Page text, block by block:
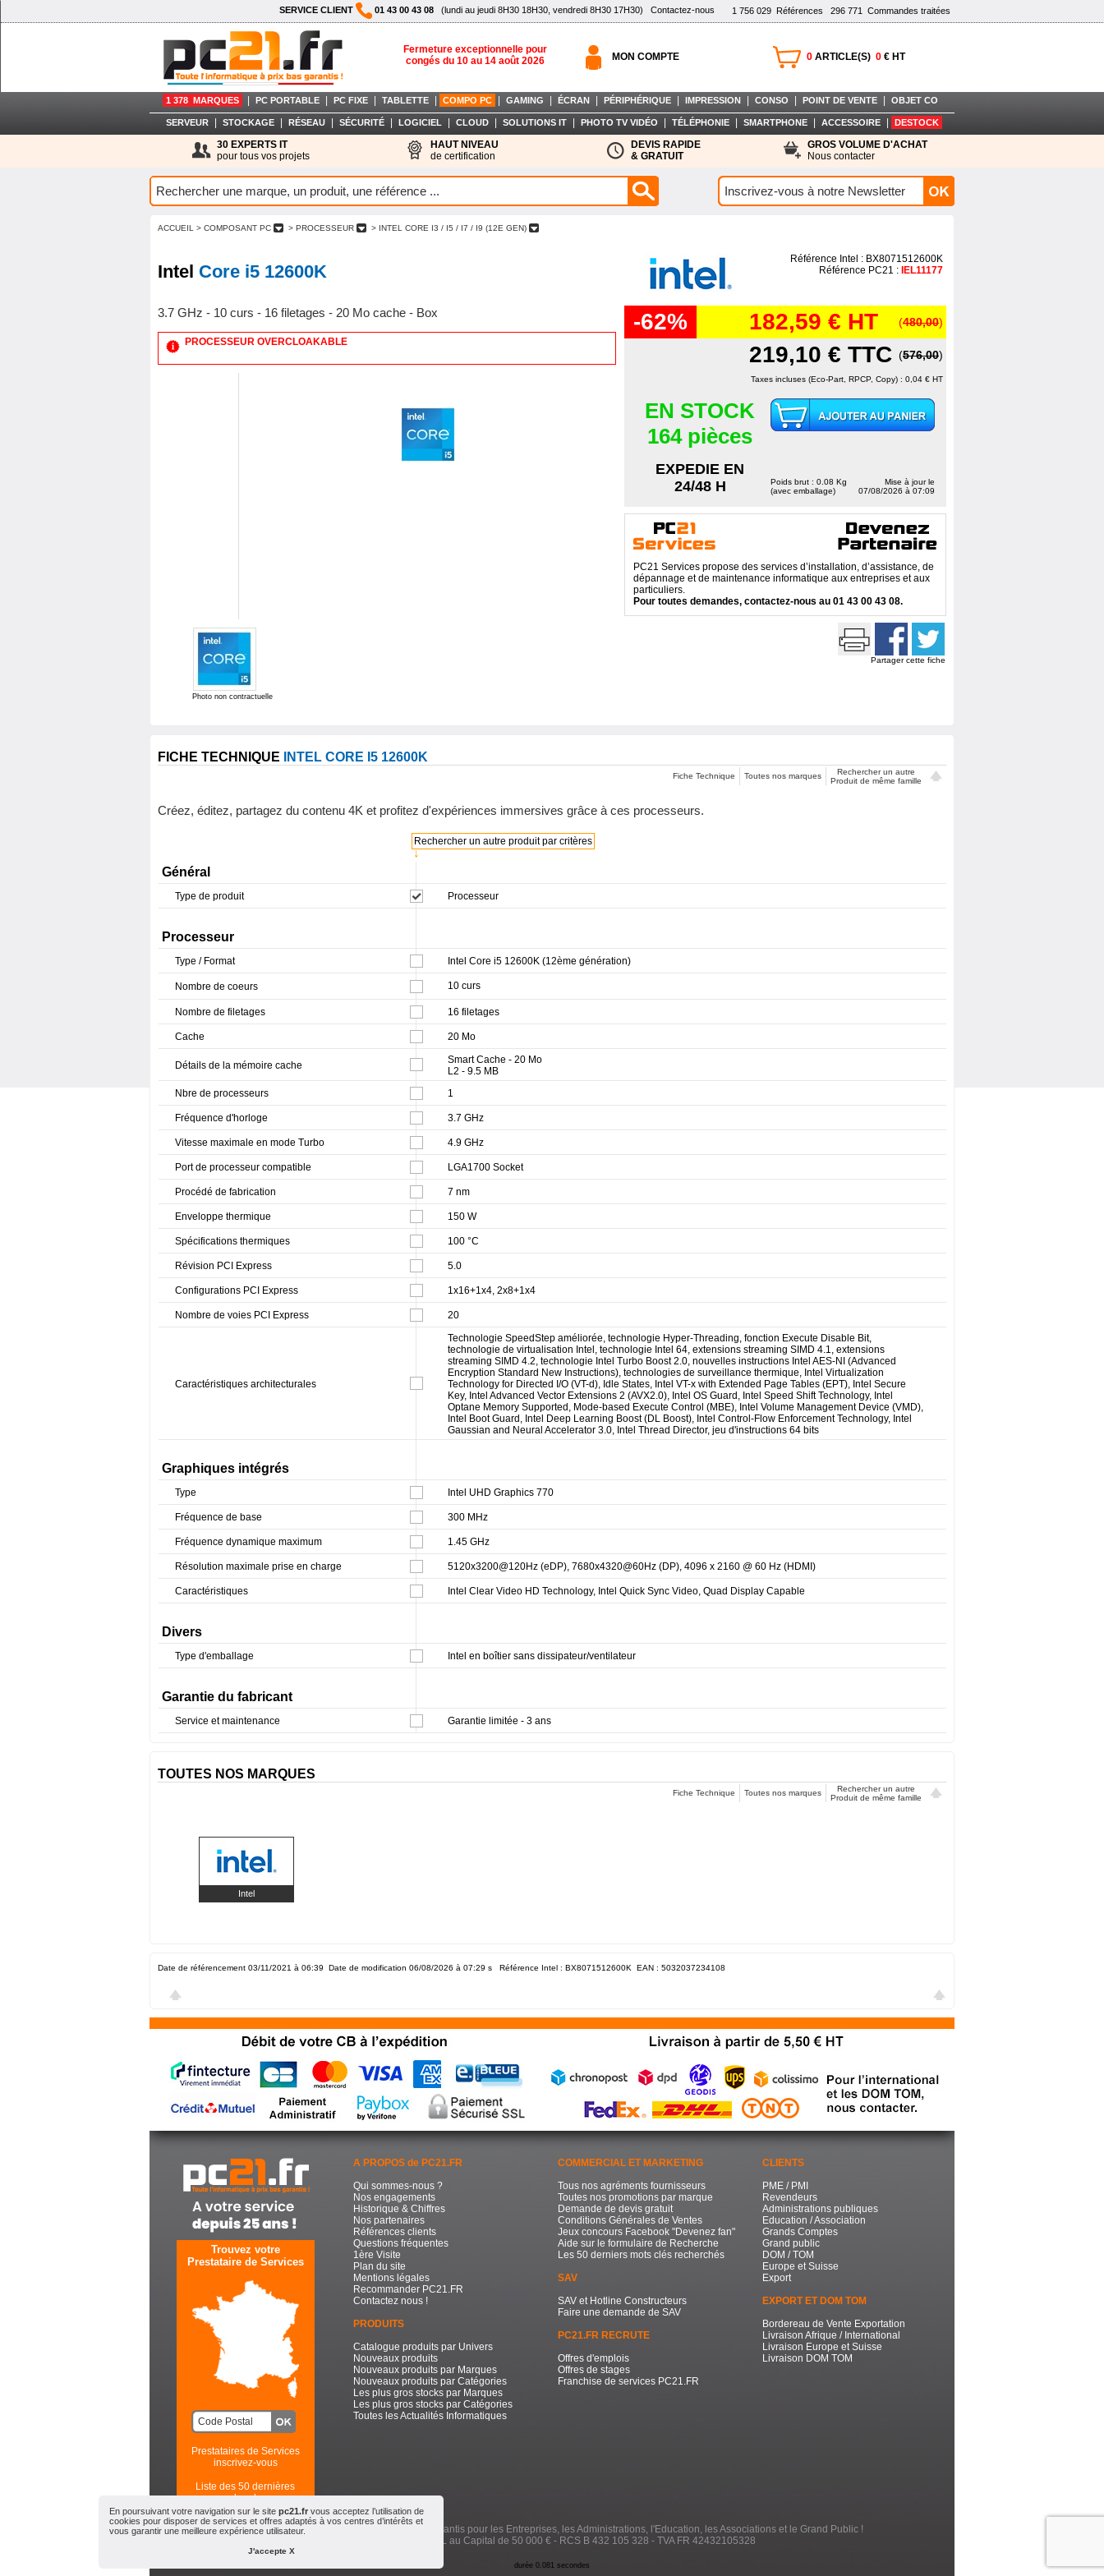
En poursuivant votre navigation sur le sitepc21.fr vous acceptez l’utilisation de
cookies pour disposer de services et offres adaptés à vos centres d’intérêts et
vous garantir une meilleure expérience utilisateur.
J'accepte X
1 756 029 Références 296 771 Commandes traitées
SERVICE CLIENT 01 43 00 43 08 (lundi au jeudi 8H30 18H30, vendredi 8H30 17H30) Contactez-nous
Fermeture exceptionnelle pour
congés du 10 au 14 août 2026
0 ARTICLE(S) 0 € HT
MON COMPTE
1 378 MARQUES PC PORTABLE PC FIXE TABLETTE COMPO PC GAMING ÉCRAN PÉRIPHÉRIQUE IMPRESSION CONSO POINT DE VENTE OBJET CO
SERVEUR STOCKAGE RÉSEAU SÉCURITÉ LOGICIEL CLOUD SOLUTIONS IT PHOTO TV VIDÉO TÉLÉPHONIE SMARTPHONE ACCESSOIRE DESTOCK
30 EXPERTS IT
pour tous vos projets
HAUT NIVEAU
de certification
DEVIS RAPIDE
& GRATUIT
GROS VOLUME D'ACHAT
Nous contacter
ACCUEIL > COMPOSANT PC > PROCESSEUR > INTEL CORE I3 / I5 / I7 / I9 (12E GEN)
Intel Core i5 12600K
3.7 GHz - 10 curs - 16 filetages - 20 Mo cache - Box
PROCESSEUR OVERCLOAKABLE
Photo non contractuelle
Référence Intel : BX8071512600K
Référence PC21 : IEL11177
-62% 182,59 € HT (480,00)
219,10 € TTC (576,00)
Taxes incluses (Eco-Part, RPCP, Copy) : 0,04 € HT
EN STOCK
164 pièces
EXPEDIE EN
24/48 H
Poids brut : 0.08 Kg
(avec emballage)
Mise à jour le
07/08/2026 à 07:09
PC21 Services propose des services d’installation, d’assistance, de
dépannage et de maintenance informatique aux entreprises et aux
particuliers.
Pour toutes demandes, contactez-nous au 01 43 00 43 08.
Partager cette fiche
FICHE TECHNIQUE INTEL CORE I5 12600K
Fiche Technique Toutes nos marques
Rechercher un autre
Produit de même famille
Créez, éditez, partagez du contenu 4K et profitez d'expériences immersives grâce à ces processeurs.
↓
Rechercher un autre produit par critères
Général
Type de produit Processeur
Processeur
Type / Format Intel Core i5 12600K (12ème génération)
Nombre de coeurs 10 curs
Nombre de filetages 16 filetages
Cache 20 Mo
Détails de la mémoire cache
Smart Cache - 20 Mo
L2 - 9.5 MB
Nbre de processeurs
1
Fréquence d'horloge 3.7 GHz
Vitesse maximale en mode Turbo 4.9 GHz
Port de processeur compatible LGA1700 Socket
Procédé de fabrication 7 nm
Enveloppe thermique 150 W
Spécifications thermiques 100 °C
Révision PCI Express 5.0
Configurations PCI Express 1x16+1x4, 2x8+1x4
Nombre de voies PCI Express 20
Caractéristiques architecturales
Technologie SpeedStep améliorée, technologie Hyper-Threading, fonction Execute Disable Bit,
technologie de virtualisation Intel, technologie Intel 64, extensions streaming SIMD 4.1, extensions
streaming SIMD 4.2, technologie Intel Turbo Boost 2.0, nouvelles instructions Intel AES-NI (Advanced
Encryption Standard New Instructions), technologies de surveillance thermique, Intel Virtualization
Technology for Directed I/O (VT-d), Idle States, Intel VT-x with Extended Page Tables (EPT), Intel Secure
Key, Intel Advanced Vector Extensions 2 (AVX2.0), Intel OS Guard, Intel Speed Shift Technology, Intel
Optane Memory Supported, Mode-based Execute Control (MBE), Intel Volume Management Device (VMD),
Intel Boot Guard, Intel Deep Learning Boost (DL Boost), Intel Control-Flow Enforcement Technology, Intel
Gaussian and Neural Accelerator 3.0, Intel Thread Director, jeu d'instructions 64 bits
Graphiques intégrés
Type Intel UHD Graphics 770
Fréquence de base 300 MHz
Fréquence dynamique maximum 1.45 GHz
Résolution maximale prise en charge 5120x3200@120Hz (eDP), 7680x4320@60Hz (DP), 4096 x 2160 @ 60 Hz (HDMI)
Caractéristiques Intel Clear Video HD Technology, Intel Quick Sync Video, Quad Display Capable
Divers
Type d'emballage Intel en boîtier sans dissipateur/ventilateur
Garantie du fabricant
Service et maintenance Garantie limitée - 3 ans
TOUTES NOS MARQUES
Fiche Technique Toutes nos marques
Rechercher un autre
Produit de même famille
Intel
Date de référencement 03/11/2021 à 06:39 Date de modification 06/08/2026 à 07:29 s Référence Intel : BX8071512600K EAN : 5032037234108
Trouvez votre
Prestataire de Services
Prestataires de Services
inscrivez-vous
Liste des 50 dernières
recherches
A PROPOS de PC21.FR
Qui sommes-nous ?
Nos engagements
Historique & Chiffres
Nos partenaires
Références clients
Questions fréquentes
1ère Visite
Plan du site
Mentions légales
Recommander PC21.FR
Contactez nous !
PRODUITS
Catalogue produits par Univers
Nouveaux produits
Nouveaux produits par Marques
Nouveaux produits par Catégories
Les plus gros stocks par Marques
Les plus gros stocks par Catégories
Toutes les Actualités Informatiques
COMMERCIAL ET MARKETING
Tous nos agréments fournisseurs
Toutes nos promotions par marque
Demande de devis gratuit
Conditions Générales de Ventes
Jeux concours Facebook "Devenez fan"
Aide sur le formulaire de Recherche
Les 50 derniers mots clés recherchés
SAV
SAV et Hotline Constructeurs
Faire une demande de SAV
PC21.FR RECRUTE
Offres d'emplois
Offres de stages
Franchise de services PC21.FR
CLIENTS
PME / PMI
Revendeurs
Administrations publiques
Education / Association
Grands Comptes
Grand public
DOM / TOM
Europe et Suisse
Export
EXPORT ET DOM TOM
Bordereau de Vente Exportation
Livraison Afrique / International
Livraison Europe et Suisse
Livraison DOM TOM
PC21.FR - Toute l'Informatique à Prix Bas Garantis pour les Entreprises, les Administrations, l'Education, les Associations et le Grand Public !
© 2000 / 2026 - SARL au Capital de 50 000 € - RCS B 432 105 328 - TVA FR 42432105328
durée 0.081 secondes